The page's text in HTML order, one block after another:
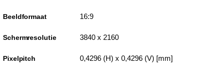
Beeldformaat 16:9
Schermresolutie 3840 x 2160
Pixelpitch 0,4296 (H) x 0,4296 (V) [mm]